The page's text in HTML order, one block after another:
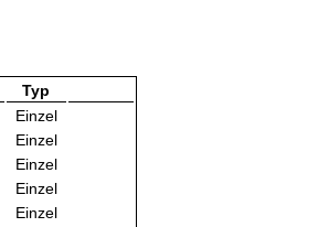
Typ
Einzel
Einzel
Einzel
Einzel
Einzel